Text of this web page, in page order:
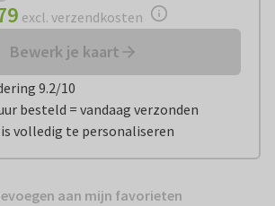
excl. verzendkosten
Bewerk je kaart
9.2/10
besteld = vandaag verzonden
volledig te personaliseren
aan mijn favorieten